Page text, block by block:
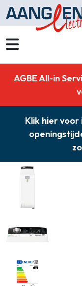
Koken
Professioneel
Quooker
Combikorting
Zakelijk
AGBE All-in
Klik hier